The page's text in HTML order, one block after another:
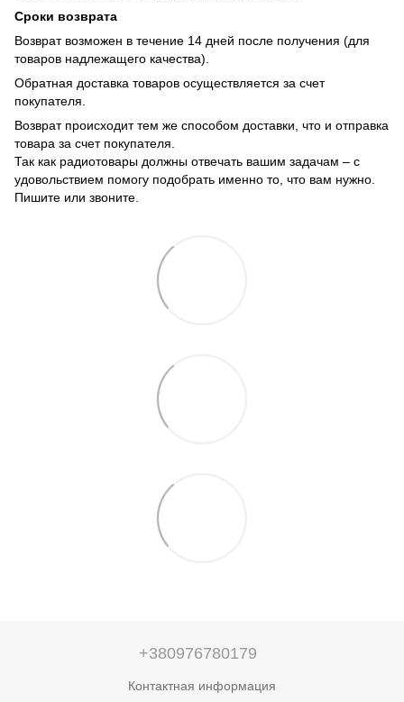
Сроки возврата
Возврат возможен в течение 14 дней после получения (для
товаров надлежащего качества).
Обратная доставка товаров осуществляется за счет
покупателя.
Возврат происходит тем же способом доставки, что и отправка
товара за счет покупателя.
Так как радиотовары должны отвечать вашим задачам – с
удовольствием помогу подобрать именно то, что вам нужно.
Пишите или звоните.
+380976780179
Контактная информация